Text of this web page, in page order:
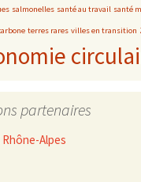
salmonelles santé au travail santé
terres rares villes en transition
partenaires
Rhône-Alpes